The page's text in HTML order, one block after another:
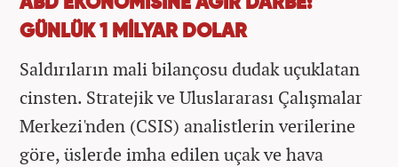
GÜNLÜK 1 MİLYAR DOLAR
Saldırıların mali bilançosu dudak uçuklatan
cinsten. Stratejik ve Uluslararası Çalışmalar
Merkezi'nden (CSIS) analistlerin verilerine
göre, üslerde imha edilen uçak ve hava